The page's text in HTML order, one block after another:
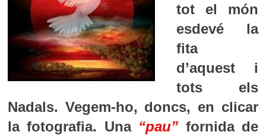
tot el món
esdevé la
fita
d’aquest i
tots els
Nadals. Vegem-ho, doncs, en clicar
la fotografia. Una “pau” fornida de